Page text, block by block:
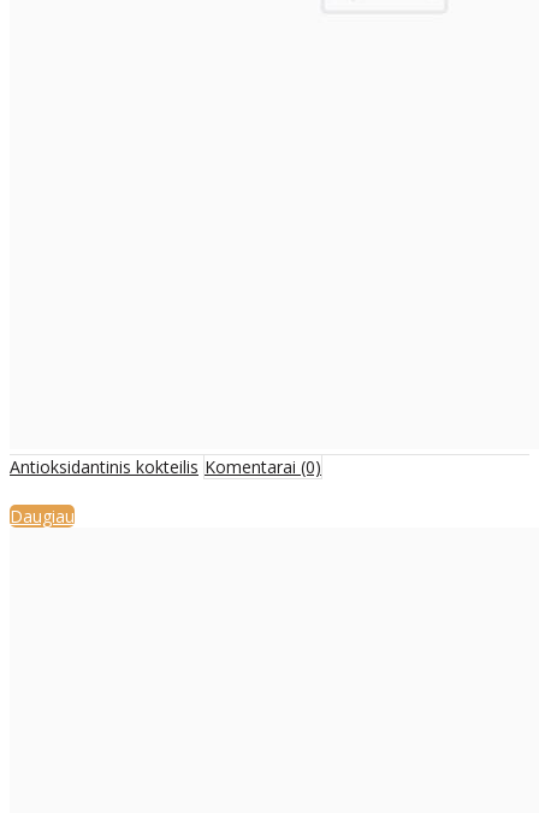
Antioksidantinis kokteilis Komentarai (0)
Daugiau